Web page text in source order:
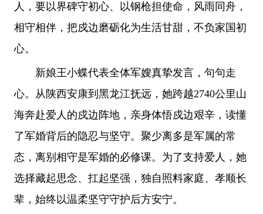
人，要以界碑守初心、以钢枪担使命，风雨同舟，
相守相伴，把戍边磨砺化为生活甘甜，不负家国初
心。
新娘王小蝶代表全体军嫂真挚发言，句句走
心。从陕西安康到黑龙江抚远，她跨越2740公里山
海奔赴爱人的戍边阵地，亲身体悟戍边艰辛，读懂
了军婚背后的隐忍与坚守。聚少离多是军属的常
态，离别相守是军婚的必修课。为了支持爱人，她
选择藏起思念、扛起坚强，独自照料家庭、孝顺长
辈，始终以温柔坚守守护后方安宁。